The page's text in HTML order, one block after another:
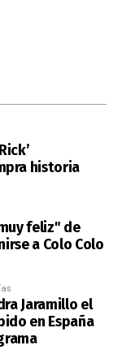
historia
feliz" de
a Colo Colo
Jaramillo el
en España